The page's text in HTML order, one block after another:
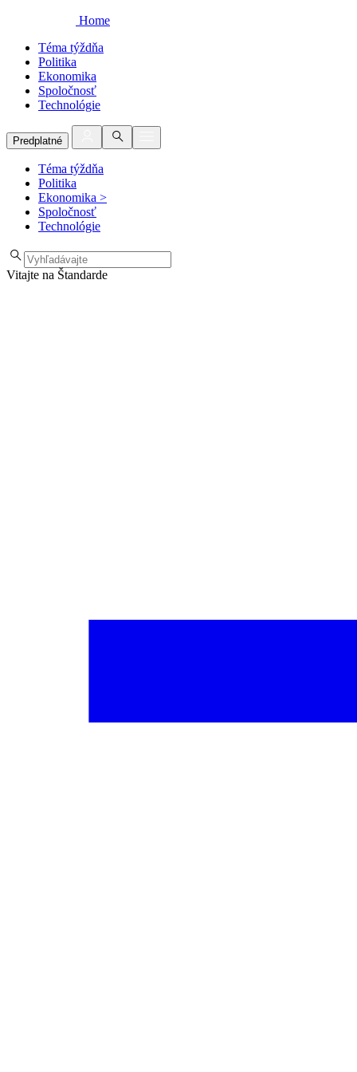
Home
Téma týždňa
Politika
Ekonomika
Spoločnosť
Technológie
Predplatné
Téma týždňa
Politika
Ekonomika >
Spoločnosť
Technológie
Vitajte na Štandarde